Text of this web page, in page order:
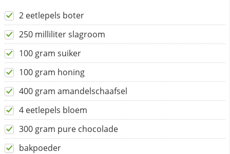
2 eetlepels boter
250 milliliter slagroom
100 gram suiker
100 gram honing
400 gram amandelschaafsel
4 eetlepels bloem
300 gram pure chocolade
bakpoeder